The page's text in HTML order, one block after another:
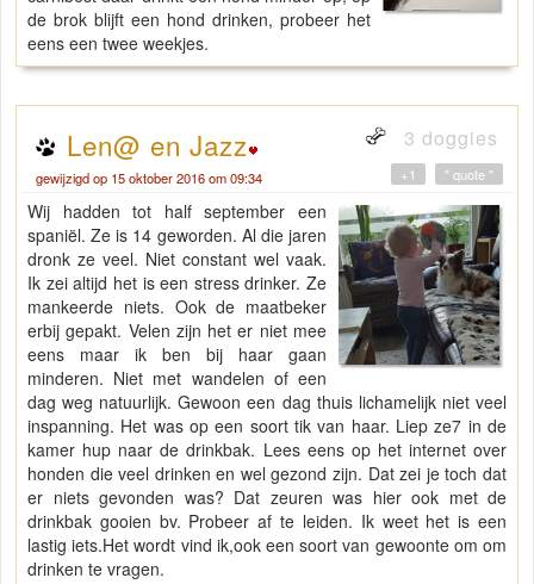
de brok blijft een hond drinken, probeer het
eens een twee weekjes.
Len@ en Jazz 3 doggies
gewijzigd op 15 oktober 2016 om 09:34 " quote "
+1
Wij hadden tot half september een
spaniël. Ze is 14 geworden. Al die jaren
dronk ze veel. Niet constant wel vaak.
Ik zei altijd het is een stress drinker. Ze
mankeerde niets. Ook de maatbeker
erbij gepakt. Velen zijn het er niet mee
eens maar ik ben bij haar gaan
minderen. Niet met wandelen of een
dag weg natuurlijk. Gewoon een dag thuis lichamelijk niet veel
inspanning. Het was op een soort tik van haar. Liep ze7 in de
kamer hup naar de drinkbak. Lees eens op het internet over
honden die veel drinken en wel gezond zijn. Dat zei je toch dat
er niets gevonden was? Dat zeuren was hier ook met de
drinkbak gooien bv. Probeer af te leiden. Ik weet het is een
lastig iets.Het wordt vind ik,ook een soort van gewoonte om om
drinken te vragen.